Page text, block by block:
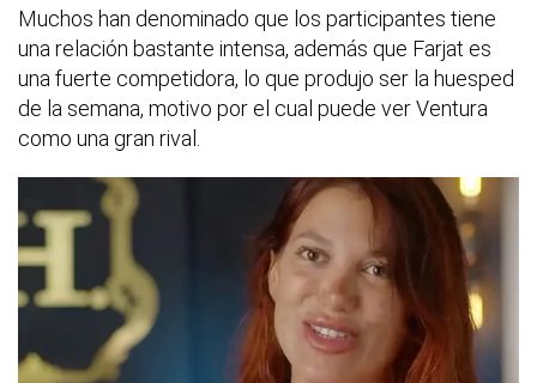
Muchos han denominado que los participantes tiene
una relación bastante intensa, además que Farjat es
una fuerte competidora, lo que produjo ser la huesped
de la semana, motivo por el cual puede ver Ventura
como una gran rival.